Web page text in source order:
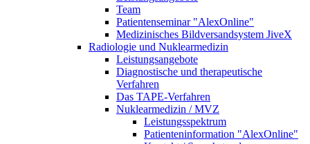
Team
Patientenseminar "AlexOnline"
Medizinisches Bildversandsystem JiveX
Radiologie und Nuklearmedizin
Leistungsangebote
Diagnostische und therapeutische
Verfahren
Das TAPE-Verfahren
Nuklearmedizin / MVZ
Leistungsspektrum
Patienteninformation "AlexOnline"